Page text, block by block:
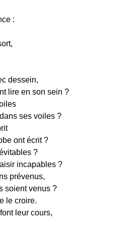
:
dessein,
lire en son sein ?
ses voiles ?
ont écrit ?
?
incapables ?
prévenus,
soient venus ?
le croire.
leur cours,